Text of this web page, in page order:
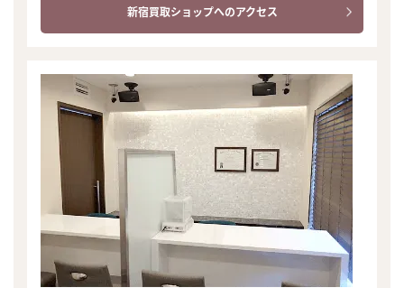
新宿買取ショップへのアクセス